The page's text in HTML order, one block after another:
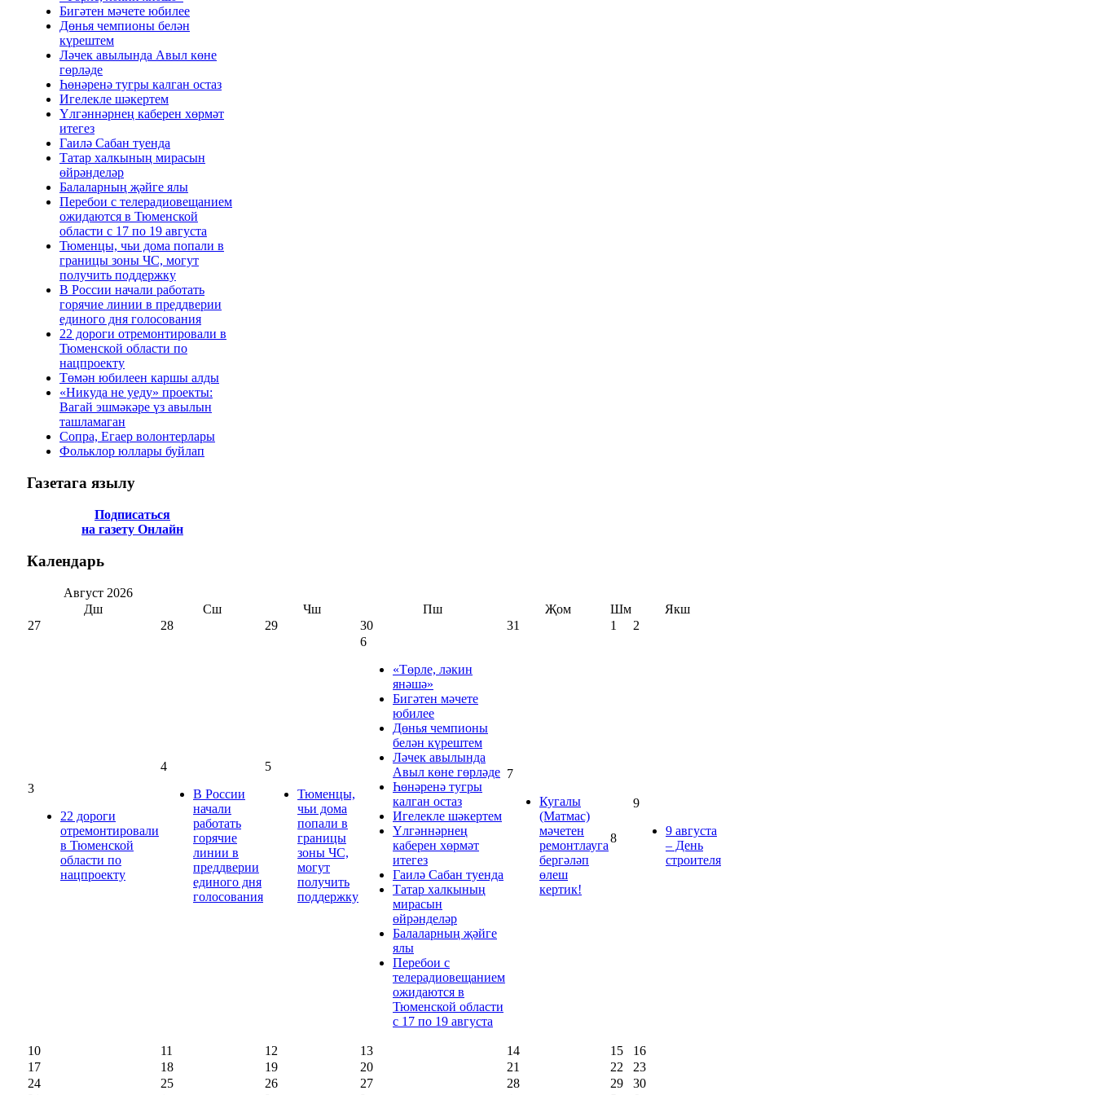
Бигәтен мәчете юбилее
Дөнья чемпионы белән
күрештем
Ләчек авылында Авыл көне
гөрләде
Һөнәренә тугры калган остаз
Игелекле шәкертем
Үлгәннәрнең каберен хөрмәт
итегез
Гаилә Сабан туенда
Татар халкының мирасын
өйрәнделәр
Балаларның җәйге ялы
Перебои с телерадиовещанием
ожидаются в Тюменской
области с 17 по 19 августа
Тюменцы, чьи дома попали в
границы зоны ЧС, могут
получить поддержку
В России начали работать
горячие линии в преддверии
единого дня голосования
22 дороги отремонтировали в
Тюменской области по
нацпроекту
Төмән юбилеен каршы алды
«Никуда не уеду» проекты:
Вагай эшмәкәре үз авылын
ташламаган
Сопра, Егаер волонтерлары
Фольклор юллары буйлап
Газетага язылу
Подписаться
на газету Онлайн
Календарь
Август 2026
Дш
Сш Чш Пш Җом Шм
Якш
27
28 29 30 31 1 2
3
22 дороги
отремонтировали
в Тюменской
области по
нацпроекту
4
В России
начали
работать
горячие
линии в
преддверии
единого дня
голосования
5
Тюменцы,
чьи дома
попали в
границы
зоны ЧС,
могут
получить
поддержку
6
«Төрле, ләкин
янәшә»
Бигәтен мәчете
юбилее
Дөнья чемпионы
белән күрештем
Ләчек авылында
Авыл көне гөрләде
Һөнәренә тугры
калган остаз
Игелекле шәкертем
Үлгәннәрнең
каберен хөрмәт
итегез
Гаилә Сабан туенда
Татар халкының
мирасын
өйрәнделәр
Балаларның җәйге
ялы
Перебои с
телерадиовещанием
ожидаются в
Тюменской области
с 17 по 19 августа
7
Кугалы
(Матмас)
мәчетен
ремонтлауга
бергәләп
өлеш
кертик!
8
9
9 августа
– День
строителя
10 11 12 13 14 15
16
17
18 19 20 21 22
23
24
25 26 27 28 29
30